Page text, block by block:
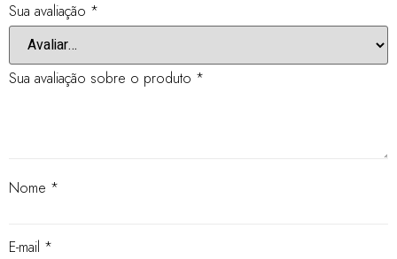
Sua avaliação *
Sua avaliação sobre o produto *
Nome *
E-mail *